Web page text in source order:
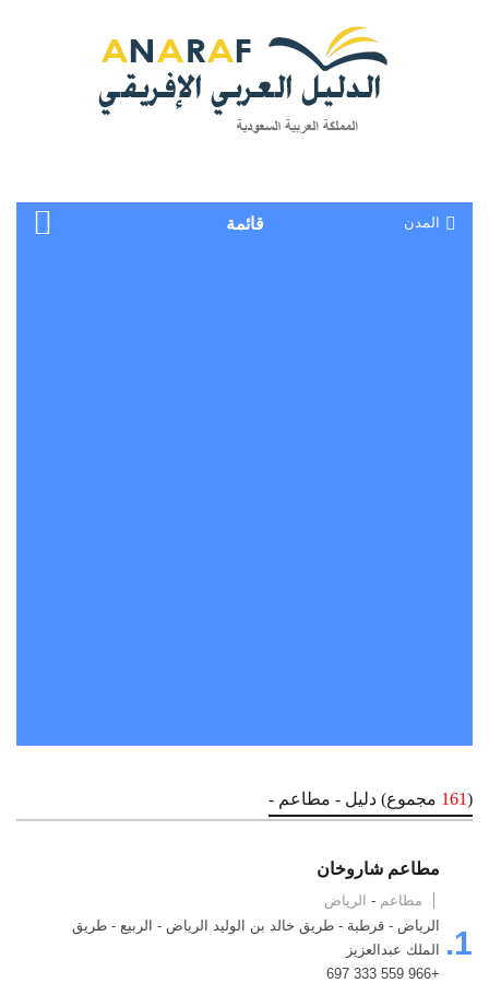
قائمة المدن
(
161 مجموع) دليل - مطاعم -
1.
مطاعم شاروخان
مطاعم - الرياض
الرياض - قرطبة - طريق خالد بن الوليد الرياض - الربيع - طريق
الملك عبدالعزيز
+966 559 333 697